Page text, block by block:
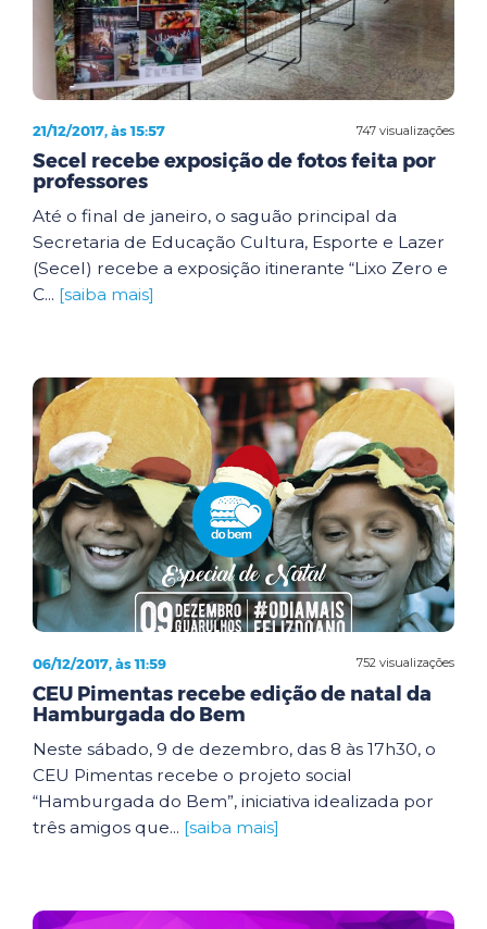
747 visualizações
21/12/2017, às 15:57
Secel recebe exposição de fotos feita por
professores
Até o final de janeiro, o saguão principal da
Secretaria de Educação Cultura, Esporte e Lazer
(Secel) recebe a exposição itinerante “Lixo Zero e
C... [saiba mais]
752 visualizações
06/12/2017, às 11:59
CEU Pimentas recebe edição de natal da
Hamburgada do Bem
Neste sábado, 9 de dezembro, das 8 às 17h30, o
CEU Pimentas recebe o projeto social
“Hamburgada do Bem”, iniciativa idealizada por
três amigos que... [saiba mais]